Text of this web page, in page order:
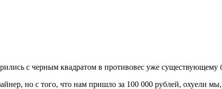
с черным квадратом в противовес уже существующему
но с того, что нам пришло за 100 000 рублей, охуели